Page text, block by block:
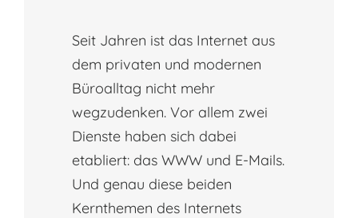
Seit Jahren ist das Internet aus
dem privaten und modernen
Büroalltag nicht mehr
wegzudenken. Vor allem zwei
Dienste haben sich dabei
etabliert: das WWW und E-Mails.
Und genau diese beiden
Kernthemen des Internets